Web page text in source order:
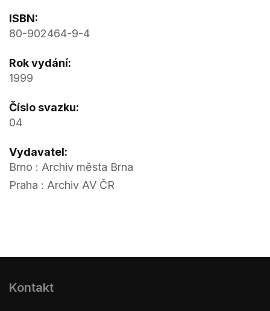
ISBN:
80-902464-9-4
Rok vydání:
1999
Číslo svazku:
04
Vydavatel:
Brno : Archiv města Brna
Praha : Archiv AV ČR
Kontakt